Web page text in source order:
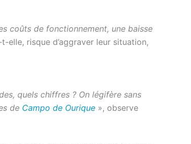
coûts de fonctionnement, une baisse
elle, risque d’aggraver leur situation,
quels chiffres ? On légifère sans
de Campo de Ourique », observe